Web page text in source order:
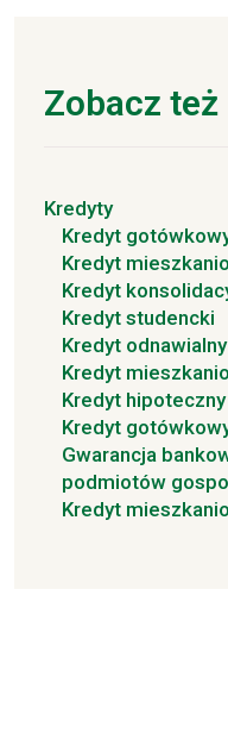
Zobacz też
Kredyty
Kredyt
Kredyt
Kredyt
Kredyt studencki
Kredyt odnawialny
Kredyt
Kredyt hipoteczny
Kredyt
Gwarancja
podmiotów
Kredyt